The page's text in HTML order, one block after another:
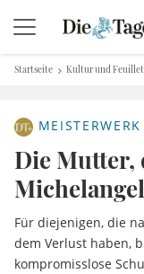
Startseite Kultur und
Die Mutter,
Für diejenigen, die
dem Verlust haben,
kompromisslose